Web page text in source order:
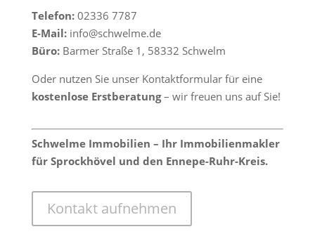
Telefon:02336 7787
E-Mail:info@schwelme.de
Büro:Barmer Straße 1, 58332 Schwelm
Oder nutzen Sie unser Kontaktformular für eine
kostenlose Erstberatung– wir freuen uns auf Sie!
Schwelme Immobilien – Ihr Immobilienmakler
für Sprockhövel und den Ennepe-Ruhr-Kreis.
Kontakt aufnehmen